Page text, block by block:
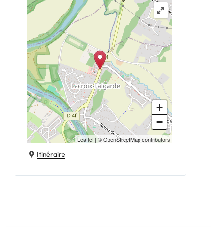
+
−
Leaflet | ©OpenStreetMapcontributors
Itinéraire